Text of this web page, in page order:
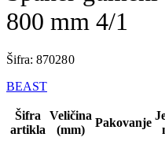
800 mm 4/1
Šifra: 87028 0
BEAST
Šifra
artikla
Veličina
(mm)
Pakovanje